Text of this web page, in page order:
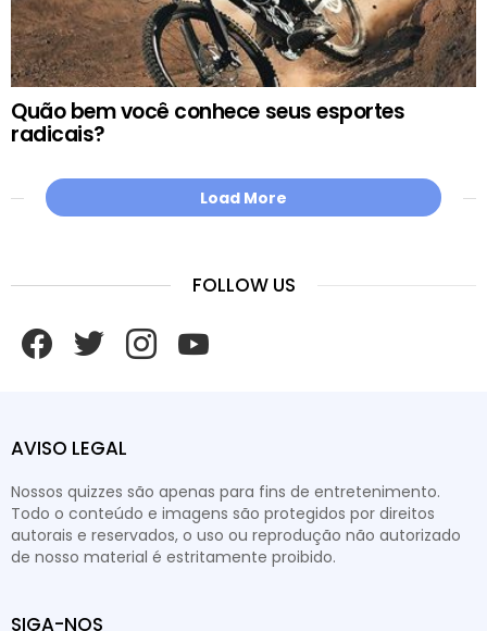
Quão bem você conhece seus esportes
radicais?
Load More
FOLLOW US
AVISO LEGAL
Nossos quizzes são apenas para fins de entretenimento.
Todo o conteúdo e imagens são protegidos por direitos
autorais e reservados, o uso ou reprodução não autorizado
de nosso material é estritamente proibido.
SIGA-NOS